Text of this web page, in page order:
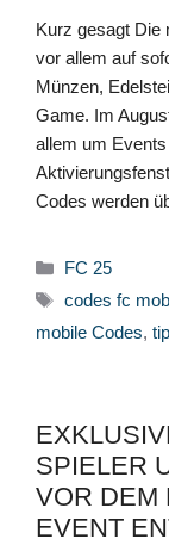
Kurz gesagt Die
vor allem auf
Münzen,
Game. Im
allem um
Codes werden
Kategorien
FC 25
Schlagwörter
codes fc
mobile Codes,
SPIELER
VOR DEM
EVENT